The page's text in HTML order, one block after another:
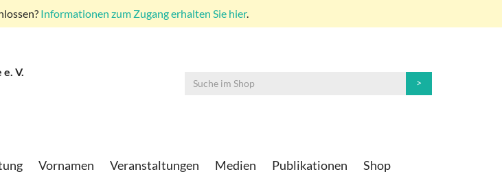
Informationen zum Zugang erhalten Sie hier.
V.
Vornamen Veranstaltungen Medien Publikationen Shop